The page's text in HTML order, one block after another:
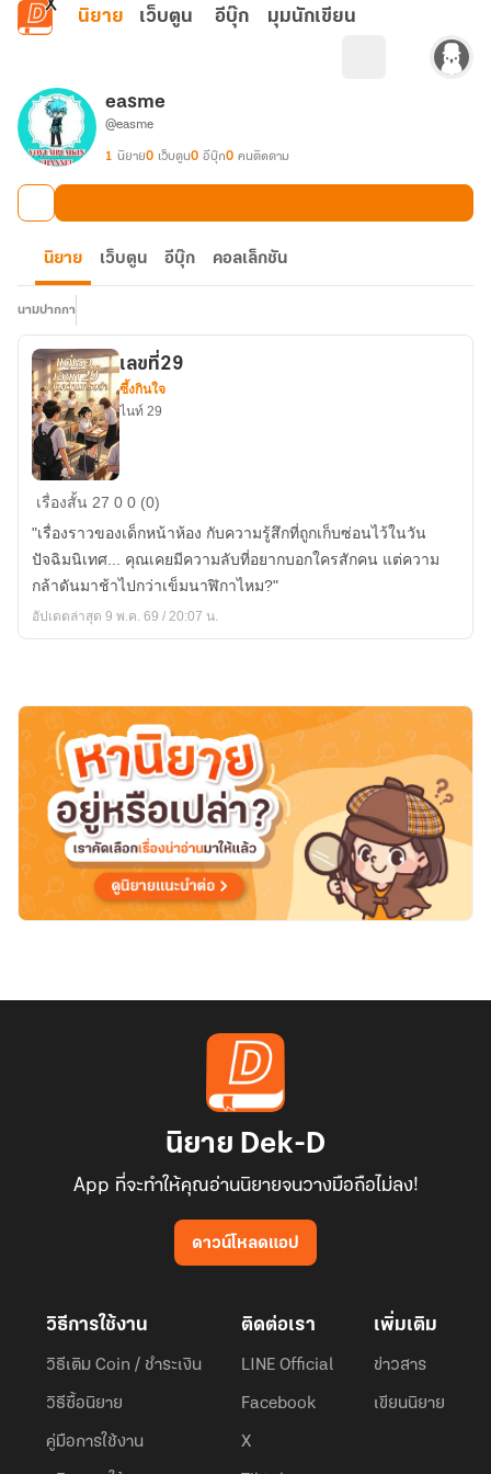
ข้ามไปยังเนื้อหาหลัก
นิยาย เว็บตูน อีบุ๊ก มุมนักเขียน
easme
@easme
1 นิยาย0 เว็บตูน0 อีบุ๊ก0 คนติดตาม
นิยาย เว็บตูน อีบุ๊ก คอลเล็กชัน
นามปากกา
เลข
ที่29
เลขที่29
ซึ้งกินใจ
ไนท์ 29
เรื่องสั้น 27 0 0 (0)
"เรื่องราวของเด็กหน้าห้อง กับความรู้สึกที่ถูกเก็บซ่อนไว้ในวัน
ปัจฉิมนิเทศ... คุณเคยมีความลับที่อยากบอกใครสักคน แต่ความ
กล้าดันมาช้าไปกว่าเข็มนาฬิกาไหม?"
อัปเดตล่าสุด 9 พ.ค. 69 / 20:07 น.
นิยาย Dek-D
App ที่จะทำให้คุณอ่านนิยายจนวางมือถือไม่ลง!
ดาวน์โหลดแอป
วิธีการใช้งาน
วิธีเติม Coin / ชำระเงิน
วิธีซื้อนิยาย
คู่มือการใช้งาน
ติดต่อเรา
LINE Official
Facebook
X
เพิ่มเติม
ข่าวสาร
เขียนนิยาย